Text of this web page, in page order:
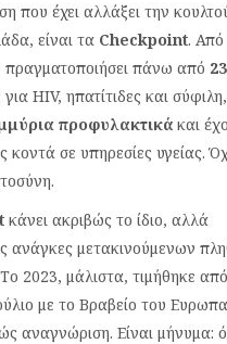
που έχει αλλάξει την
είναι τα Checkpoint. Από
πραγματοποιήσει πάνω από
για HIV, ηπατίτιδες και
προφυλακτικά και
κοντά σε υπηρεσίες υγείας.
κάνει ακριβώς το ίδιο, αλλά
ανάγκες μετακινούμενων
2023, μάλιστα, τιμήθηκε
με το Βραβείο του
αναγνώριση. Είναι μήνυμα: